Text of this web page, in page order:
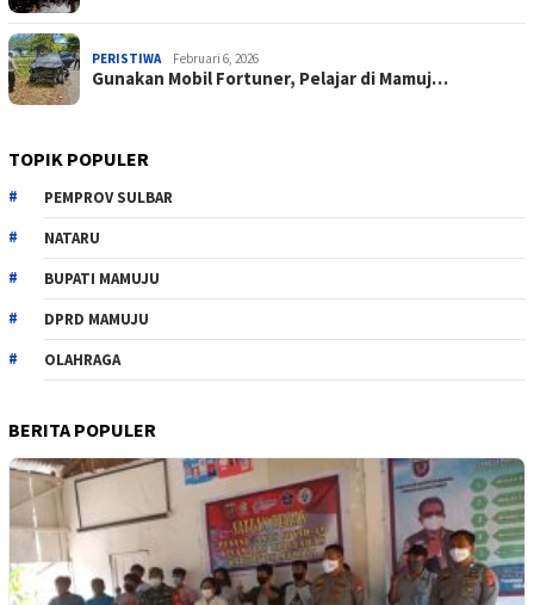
PERISTIWA Februari 6, 2026
Gunakan Mobil Fortuner, Pelajar di Mamuj…
TOPIK POPULER
PEMPROV SULBAR
NATARU
BUPATI MAMUJU
DPRD MAMUJU
OLAHRAGA
BERITA POPULER